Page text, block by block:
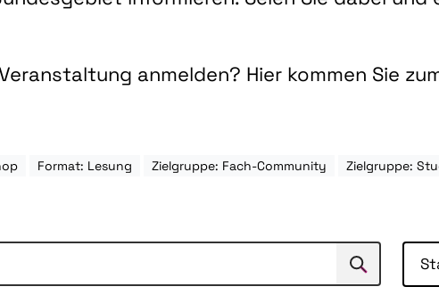
anmelden? Hier kommen Sie
Format: Lesung Zielgruppe: Fach-Community
Zielgruppe:
Suchen